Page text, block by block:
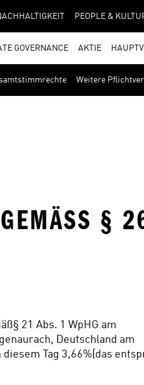
PEOPLE &
GOVERNANCE AKTIE
Weitere
§ 26
21 Abs. 1 WpHG am
Deutschland am
Tag 3,66%(das